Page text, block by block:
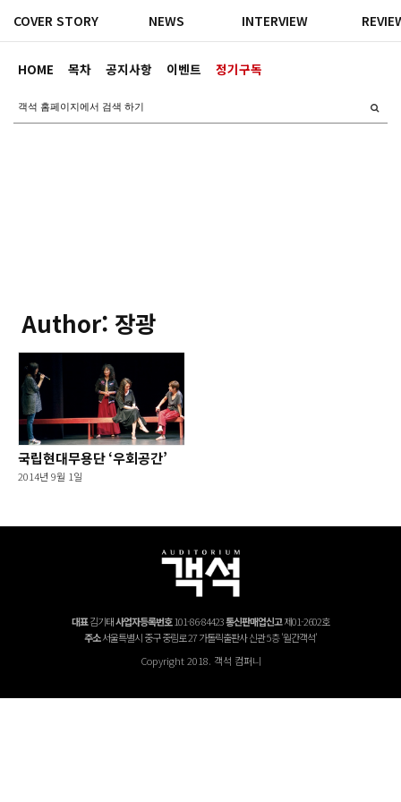
HOME 목차 공지사항 이벤트 정기구독
COVER STORY NEWS INTERVIEW
Author: 장광
국립현대무용단 ‘우회공간’
2014년 9월 1일
대표김기태사업자등록번호101-86-84423통신판매업신고제01-2602호
주소서울특별시 중구 중림로 27 가톨릭출판사 신관 5층 '월간객석'
Copyright 2018. 객석 컴퍼니